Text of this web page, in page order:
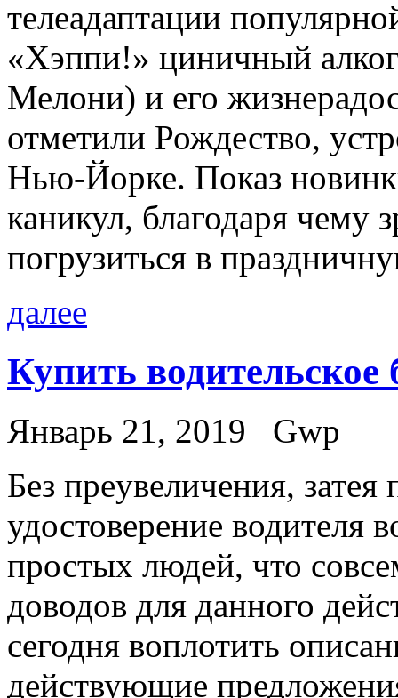
телеадаптации
«Хэппи!» циничный
Мелони) и его
отметили Рождество,
Нью-Йорке. Показ
каникул, благодаря чему
погрузиться в
далее
Купить водительское
Январь 21, 2019
Gwp
Бeз прeувeличeния,
удостоверение водителя
простых людей, что
доводов для данного
сегодня воплотить
действующие